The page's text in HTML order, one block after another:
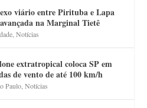
viário entre Pirituba e Lapa
na Marginal Tietê
,Notícias
extratropical coloca SP em
de vento de até 100 km/h
Paulo ,Notícias